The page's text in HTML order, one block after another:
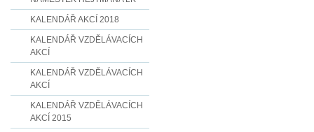
KALENDÁŘ AKCÍ 2018
KALENDÁŘ VZDĚLÁVACÍCH
AKCÍ
KALENDÁŘ VZDĚLÁVACÍCH
AKCÍ
KALENDÁŘ VZDĚLÁVACÍCH
AKCÍ 2015